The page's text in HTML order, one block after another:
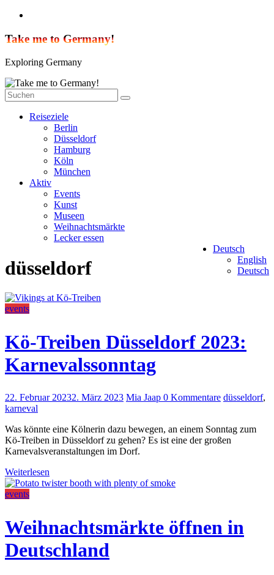
Zum
springen
Take me to Germany!
Exploring Germany
Reiseziele
Berlin
Düsseldorf
Hamburg
Köln
München
Aktiv
Events
Kunst
Museen
Weihnachtsmärkte
Lecker essen
Deutsch
English
Deutsch
düsseldorf
events
Kö-Treiben Düsseldorf 2023:
Karnevalssonntag
22. Februar 20232. März 2023 Mia Jaap 0 Kommentare düsseldorf,
karneval
Was könnte eine Kölnerin dazu bewegen, an einem Sonntag zum
Kö-Treiben in Düsseldorf zu gehen? Es ist eine der großen
Karnevalsveranstaltungen im Dorf.
Weiterlesen
events
Weihnachtsmärkte öffnen in
Deutschland